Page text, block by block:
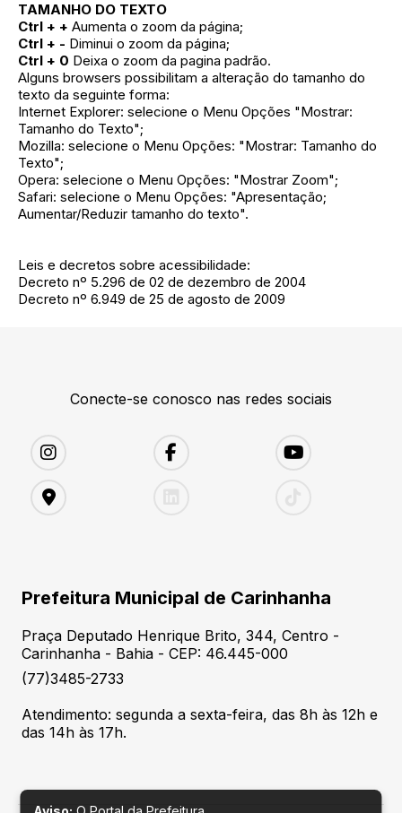
TAMANHO DO TEXTO
Ctrl + + Aumenta o zoom da página;
Ctrl + - Diminui o zoom da página;
Ctrl + 0 Deixa o zoom da pagina padrão.
Alguns browsers possibilitam a alteração do tamanho do
texto da seguinte forma:
Internet Explorer: selecione o Menu Opções "Mostrar:
Tamanho do Texto";
Mozilla: selecione o Menu Opções: "Mostrar: Tamanho do
Texto";
Opera: selecione o Menu Opções: "Mostrar Zoom";
Safari: selecione o Menu Opções: "Apresentação;
Aumentar/Reduzir tamanho do texto".
Leis e decretos sobre acessibilidade:
Decreto nº 5.296 de 02 de dezembro de 2004
Decreto nº 6.949 de 25 de agosto de 2009
Conecte-se conosco nas redes sociais
Prefeitura Municipal de Carinhanha
Praça Deputado Henrique Brito, 344, Centro -
Carinhanha - Bahia - CEP: 46.445-000
(77)3485-2733
Atendimento: segunda a sexta-feira, das 8h às 12h e
das 14h às 17h.